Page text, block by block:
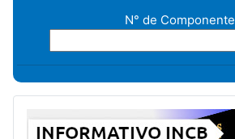
N° de Componente